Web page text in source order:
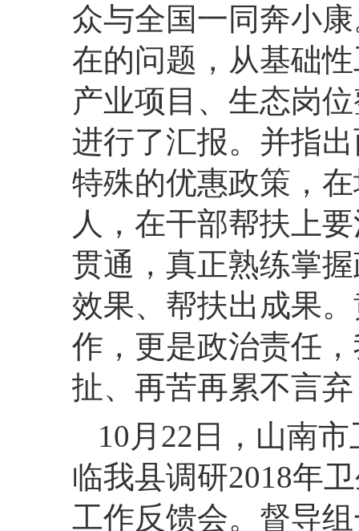
众与全国一同奔小
在的问题，从基础
产业项目、生态岗
进行了汇报。并指
特殊的优惠政策，
人，在干部帮扶上
贯通，真正熟练掌
效果、帮扶出成果
作，更是政治责任
扯、再苦再累不言
10月22日，山南
临我县调研2018年
工作反馈会。督导